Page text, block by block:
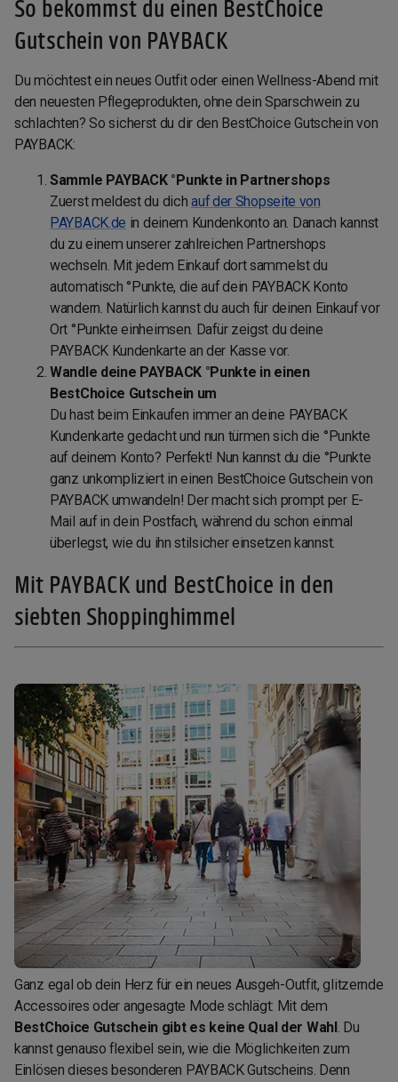
So bekommst du einen BestChoice
Gutschein von PAYBACK
Du möchtest ein neues Outfit oder einen Wellness-Abend mit
den neuesten Pflegeprodukten, ohne dein Sparschwein zu
schlachten? So sicherst du dir den BestChoice Gutschein von
PAYBACK:
Sammle PAYBACK °Punkte in Partnershops
Zuerst meldest du dichauf der Shopseite von
PAYBACK.de in deinem Kundenkonto an. Danach kannst
du zu einem unserer zahlreichen Partnershops
wechseln. Mit jedem Einkauf dort sammelst du
automatisch °Punkte, die auf dein PAYBACK Konto
wandern. Natürlich kannst du auch für deinen Einkauf vor
Ort °Punkte einheimsen. Dafür zeigst du deine
PAYBACK Kundenkarte an der Kasse vor.
Wandle deine PAYBACK °Punkte in einen
BestChoice Gutschein um
Du hast beim Einkaufen immer an deine PAYBACK
Kundenkarte gedacht und nun türmen sich die °Punkte
auf deinem Konto? Perfekt! Nun kannst du die °Punkte
ganz unkompliziert in einen BestChoice Gutschein von
PAYBACK umwandeln! Der macht sich prompt per E-
Mail auf in dein Postfach, während du schon einmal
überlegst, wie du ihn stilsicher einsetzen kannst.
Mit PAYBACK und BestChoice in den
siebten Shoppinghimmel
Ganz egal ob dein Herz für ein neues Ausgeh-Outfit, glitzernde
Accessoires oder angesagte Mode schlägt: Mit dem
BestChoice Gutschein gibt es keine Qual der Wahl. Du
kannst genauso flexibel sein, wie die Möglichkeiten zum
Einlösen dieses besonderen PAYBACK Gutscheins. Denn